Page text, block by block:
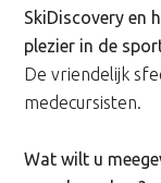
SkiDiscovery en
plezier in de
De vriendelijk
medecursisten.
Wat wilt u